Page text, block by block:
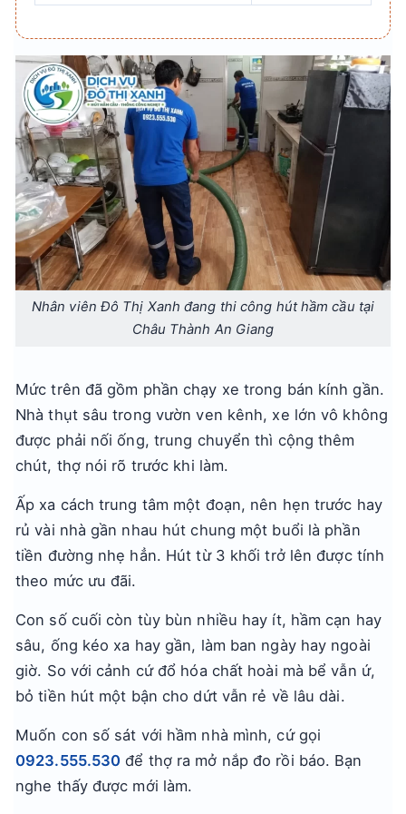
Nhân viên Đô Thị Xanh đang thi công hút hầm cầu tại
Châu Thành An Giang
Mức trên đã gồm phần chạy xe trong bán kính gần.
Nhà thụt sâu trong vườn ven kênh, xe lớn vô không
được phải nối ống, trung chuyển thì cộng thêm
chút, thợ nói rõ trước khi làm.
Ấp xa cách trung tâm một đoạn, nên hẹn trước hay
rủ vài nhà gần nhau hút chung một buổi là phần
tiền đường nhẹ hẳn. Hút từ 3 khối trở lên được tính
theo mức ưu đãi.
Con số cuối còn tùy bùn nhiều hay ít, hầm cạn hay
sâu, ống kéo xa hay gần, làm ban ngày hay ngoài
giờ. So với cảnh cứ đổ hóa chất hoài mà bể vẫn ứ,
bỏ tiền hút một bận cho dứt vẫn rẻ về lâu dài.
Muốn con số sát với hầm nhà mình, cứ gọi
0923.555.530 để thợ ra mở nắp đo rồi báo. Bạn
nghe thấy được mới làm.